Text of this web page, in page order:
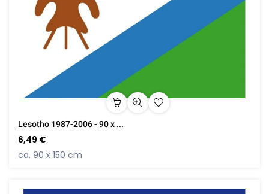
Lesotho 1987-2006 - 90 x ...
6,49 €
ca. 90 x 150 cm